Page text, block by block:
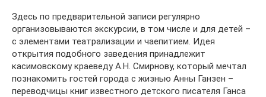
Здесь по предварительной записи регулярно
организовываются экскурсии, в том числе и для детей –
с элементами театрализации и чаепитием. Идея
открытия подобного заведения принадлежит
касимовскому краеведу А.Н. Смирнову, который мечтал
познакомить гостей города с жизнью Анны Ганзен –
переводчицы книг известного детского писателя Ганса